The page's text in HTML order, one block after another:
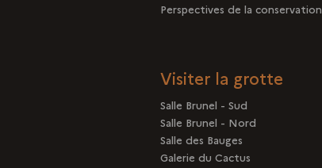
Perspectives de la conservation
Visiter la grotte
Salle Brunel - Sud
Salle Brunel - Nord
Salle des Bauges
Galerie du Cactus